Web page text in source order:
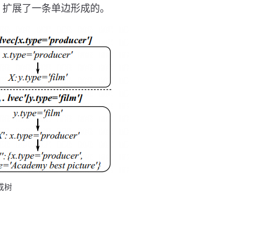
\cup
扩展了一条单边形成的。
树